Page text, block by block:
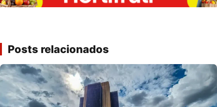
Posts relacionados